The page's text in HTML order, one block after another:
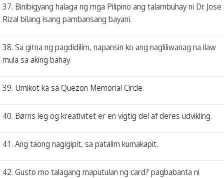
37. Binibigyang halaga ng mga Pilipino ang talambuhay ni Dr. Jose
Rizal bilang isang pambansang bayani.
38. Sa gitna ng pagdidilim, napansin ko ang nagliliwanag na ilaw
mula sa aking bahay.
39. Umikot ka sa Quezon Memorial Circle.
40. Børns leg og kreativitet er en vigtig del af deres udvikling.
41. Ang taong nagigipit, sa patalim kumakapit.
42. Gusto mo talagang maputulan ng card? pagbabanta ni